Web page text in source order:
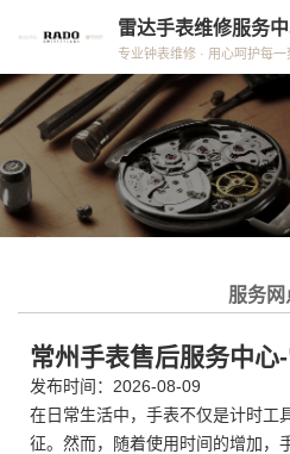
雷达手表维修服务
专业钟表维修 · 用心呵护每一
服务网
常州手表售后服务中心
发布时间：2026-08-09
在日常生活中，手表不仅是计时工
征。然而，随着使用时间的增加，